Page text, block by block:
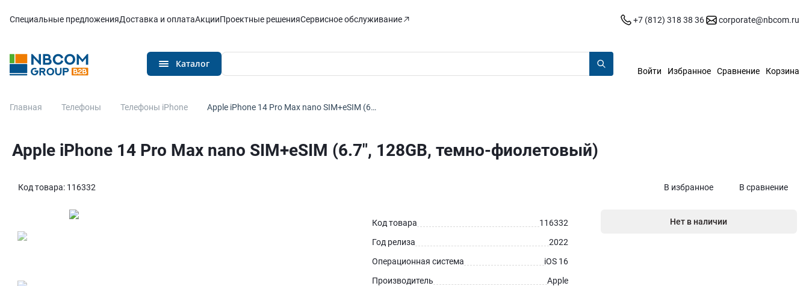
Специальные предложенияДоставка и оплатаАкцииПроектные решенияСервисное обслуживание +7 (812) 318 38 36 corporate@nbcom.ru
Каталог
Войти Избранное Сравнение Корзина
Главная Телефоны Телефоны iPhone Apple iPhone 14 Pro Max nano SIM+eSIM (6…
Apple iPhone 14 Pro Max nano SIM+eSIM (6.7", 128GB, темно-фиолетовый)
Код товара: 116332 В избранное В сравнение
Код товара
116332
Год релиза
2022
Операционная система
iOS 16
Производитель
Apple
Нет в наличии